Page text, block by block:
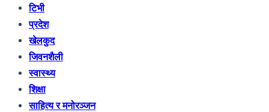
टिभी
प्रदेश
खेलकुद
जिवनशैली
स्वास्थ्य
शिक्षा
साहित्य र मनोरञ्जन